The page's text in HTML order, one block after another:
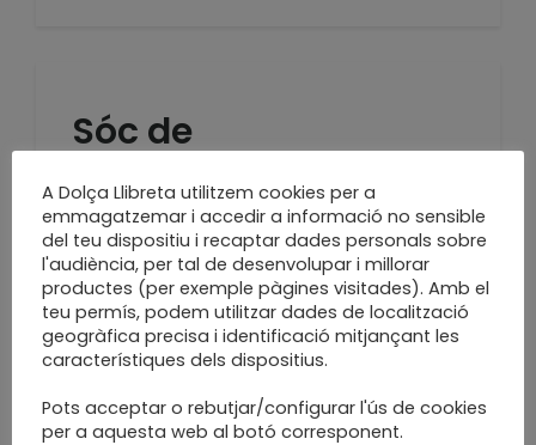
Sóc de
Castanayada!!!
Tardor
LEARN MORE
Cistells de tardor,
A Dolça Llibreta utilitzem cookies per a
emmagatzemar i accedir a informació no sensible
del teu dispositiu i recaptar dades personals sobre
l'audiència, per tal de desenvolupar i millorar
productes (per exemple pàgines visitades). Amb el
teu permís, podem utilitzar dades de localització
geogràfica precisa i identificació mitjançant les
característiques dels dispositius.
Pots acceptar o rebutjar/configurar l'ús de cookies
per a aquesta web al botó corresponent.